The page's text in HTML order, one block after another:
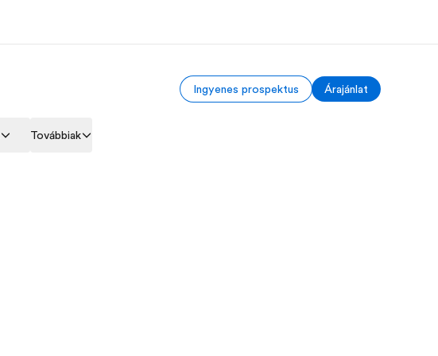
Mit kell rólunk tudni
Ingyenes prospektus Árajánlat
Továbbiak